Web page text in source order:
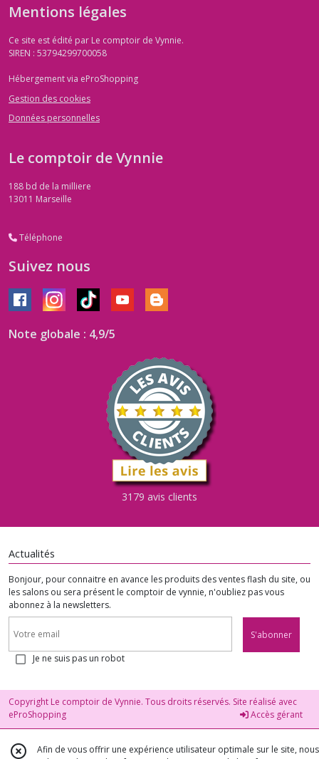
Mentions légales
Ce site est édité par Le comptoir de Vynnie.
SIREN : 53794299700058
Hébergement via eProShopping
Gestion des cookies
Données personnelles
Le comptoir de Vynnie
188 bd de la milliere
13011 Marseille
Téléphone
Suivez nous
Note globale : 4,9/5
3179 avis clients
Actualités
Bonjour, pour connaitre en avance les produits des ventes flash du site, ou
les salons ou sera présent le comptoir de vynnie, n'oubliez pas vous
abonnez à la newsletters.
S'abonner
Je ne suis pas un robot
Copyright Le comptoir de Vynnie. Tous droits réservés. Site réalisé avec
eProShopping
Accès gérant
Afin de vous offrir une expérience utilisateur optimale sur le site, nous